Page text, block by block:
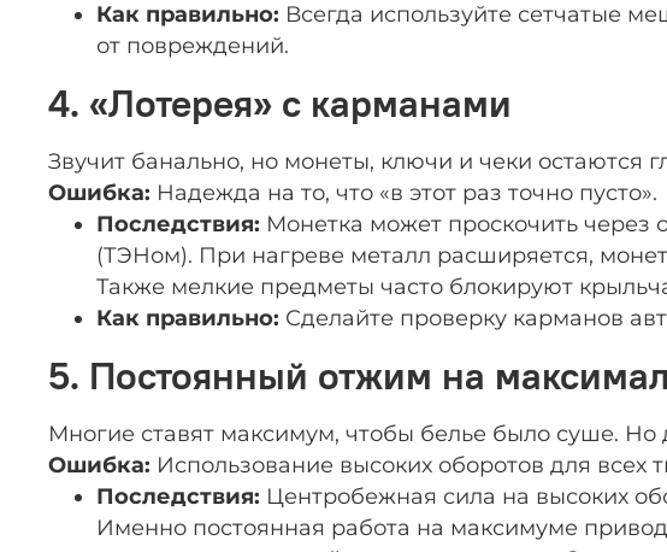
Как правильно: Всегда используйте сетчатые
от повреждений.
4. «Лотерея» с карманами
Звучит банально, но монеты, ключи и чеки остаются
Ошибка: Надежда на то, что «в этот раз точно пусто».
Последствия: Монетка может проскочить через
(ТЭНом). При нагреве металл расширяется,
Также мелкие предметы часто блокируют
Как правильно: Сделайте проверку карманов
5. Постоянный отжим на
Многие ставят максимум, чтобы белье было суше. Но
Ошибка: Использование высоких оборотов для всех
Последствия: Центробежная сила на высоких
Именно постоянная работа на максимуме